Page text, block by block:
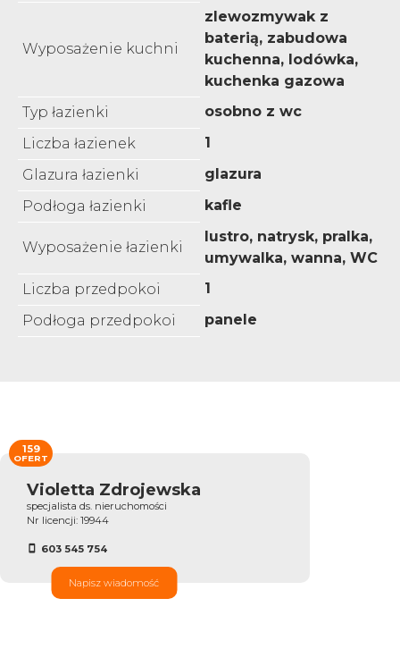
Wyposażenie kuchni
zlewozmywak z
baterią, zabudowa
kuchenna, lodówka,
kuchenka gazowa
Typ łazienki
osobno z wc
Liczba łazienek
1
Glazura łazienki
glazura
Podłoga łazienki
kafle
Wyposażenie łazienki
lustro, natrysk, pralka,
umywalka, wanna, WC
Liczba przedpokoi
1
Podłoga przedpokoi
panele
Violetta Zdrojewska
specjalista ds. nieruchomości
Nr licencji: 19944
603 545 754
Napisz wiadomość
159
OFERT